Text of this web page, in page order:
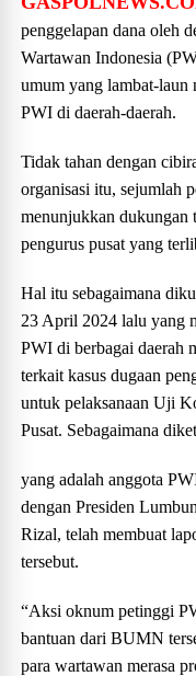
penggelapan dana oleh
Wartawan Indonesia
umum yang lambat-laun
PWI di daerah-daerah.
Tidak tahan dengan
organisasi itu, sejumlah
menunjukkan dukungan
pengurus pusat yang
Hal itu sebagaimana
23 April 2024 lalu yang
PWI di berbagai daerah
terkait kasus dugaan
untuk pelaksanaan Uji
Pusat. Sebagaimana
yang adalah anggota
dengan Presiden
Rizal, telah membuat
tersebut.
“Aksi oknum petinggi
bantuan dari BUMN
para wartawan merasa